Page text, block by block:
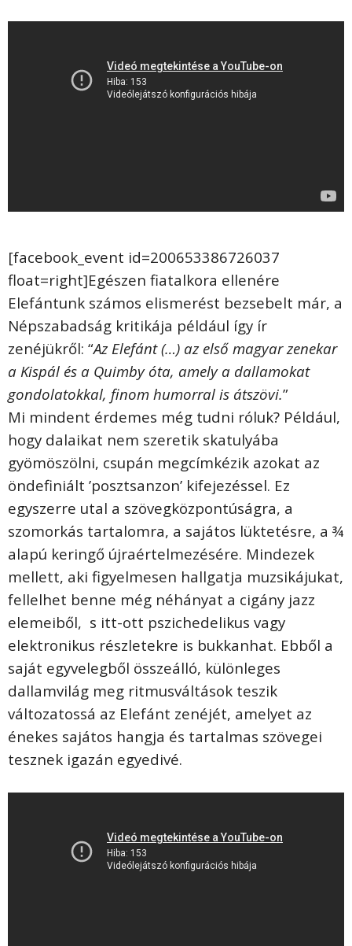
[facebook_event id=200653386726037
float=right]Egészen fiatalkora ellenére
Elefántunk számos elismerést bezsebelt már, a
Népszabadság kritikája például így ír
zenéjükről: “Az Elefánt (…) az első magyar zenekar
a Kispál és a Quimby óta, amely a dallamokat
gondolatokkal, finom humorral is átszövi.”
Mi mindent érdemes még tudni róluk? Például,
hogy dalaikat nem szeretik skatulyába
gyömöszölni, csupán megcímkézik azokat az
öndefiniált ’posztsanzon’ kifejezéssel. Ez
egyszerre utal a szövegközpontúságra, a
szomorkás tartalomra, a sajátos lüktetésre, a ¾
alapú keringő újraértelmezésére. Mindezek
mellett, aki figyelmesen hallgatja muzsikájukat,
fellelhet benne még néhányat a cigány jazz
elemeiből, s itt-ott pszichedelikus vagy
elektronikus részletekre is bukkanhat. Ebből a
saját egyvelegből összeálló, különleges
dallamvilág meg ritmusváltások teszik
változatossá az Elefánt zenéjét, amelyet az
énekes sajátos hangja és tartalmas szövegei
tesznek igazán egyedivé.